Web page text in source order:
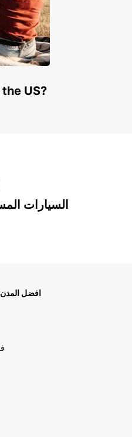
US?
السيارات
افضل المدن